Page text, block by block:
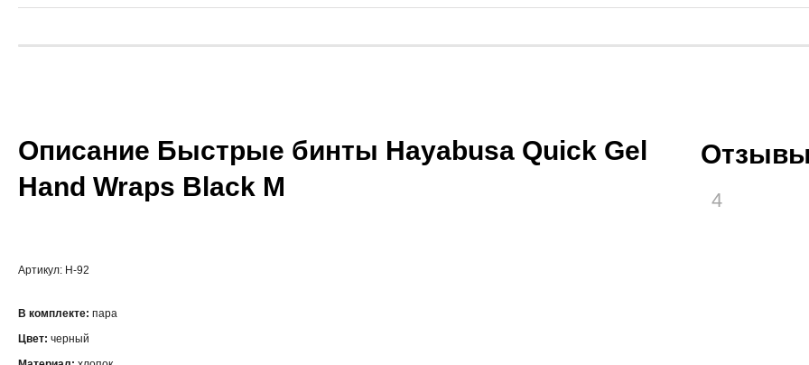
Описание Быстрые бинты Hayabusa Quick Gel
Hand Wraps Black M
Артикул: H-92
В комплекте: пара
Цвет: черный
Отзывы
4